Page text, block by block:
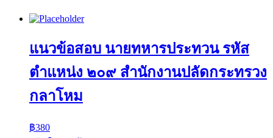
แนวข้อสอบ นายทหารประทวน รหัส
ตำแหน่ง ๒๐๙ สำนักงานปลัดกระทรวง
กลาโหม
฿380